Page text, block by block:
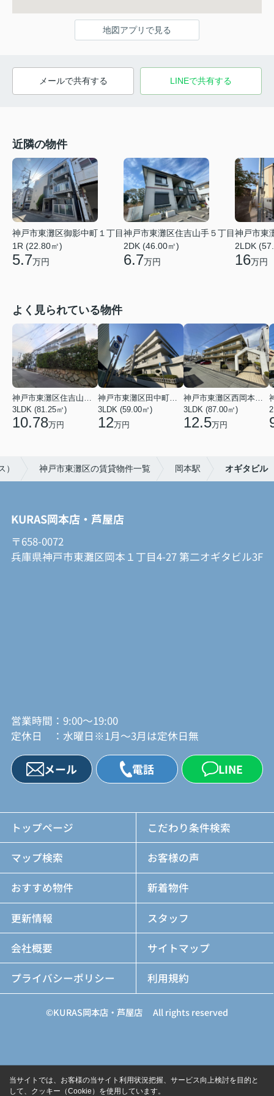
地図アプリで見る
メールで共有する LINEで共有する
近隣の物件
神戸市東灘区御影中町１丁目
1R (22.80㎡)
5.7万円
神戸市東灘区住吉山手５丁目
2DK (46.00㎡)
6.7万円
神戸市東
2LDK
16万円
よく見られている物件
神戸市東灘区住吉山手４丁目
3LDK (81.25㎡)
10.78万円
神戸市東灘区田中町３丁目
3LDK (59.00㎡)
12万円
神戸市東灘区西岡本３丁目
3LDK (87.00㎡)
12.5万円
神戸市東灘区の賃貸物件一覧 岡本駅 オギタビル
KURAS岡本店・芦屋店
〒658-0072
兵庫県神戸市東灘区岡本１丁目4-27 第二オギタビル3F
営業時間：9:00～19:00
定休日 ：水曜日※1月～3月は定休日無
メール 電話 LINE
トップページ こだわり条件検索
マップ検索 お客様の声
おすすめ物件 新着物件
更新情報 スタッフ
会社概要 サイトマップ
プライバシーポリシー 利用規約
©KURAS岡本店・芦屋店 All rights reserved
当サイトでは、お客様の当サイト利用状況把握、サービス向上検討を目的と
して、クッキー（Cookie）を使用しています。